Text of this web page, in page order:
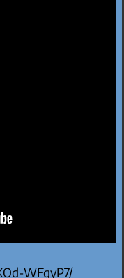
WFgyP7/